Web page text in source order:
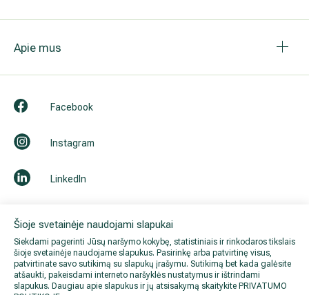
Šioje svetainėje naudojami slapukai
Siekdami pagerinti Jūsų naršymo kokybę, statistiniais ir rinkodaros tikslais
šioje svetainėje naudojame slapukus. Pasirinkę arba patvirtinę visus,
patvirtinate savo sutikimą su slapukų įrašymu. Sutikimą bet kada galėsite
atšaukti, pakeisdami interneto naršyklės nustatymus ir ištrindami
slapukus. Daugiau apie slapukus ir jų atsisakymą skaitykite PRIVATUMO
Apie mus
Facebook
Instagram
LinkedIn